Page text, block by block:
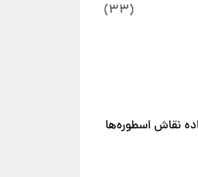
(33)
نقاش اسطوره‌ها